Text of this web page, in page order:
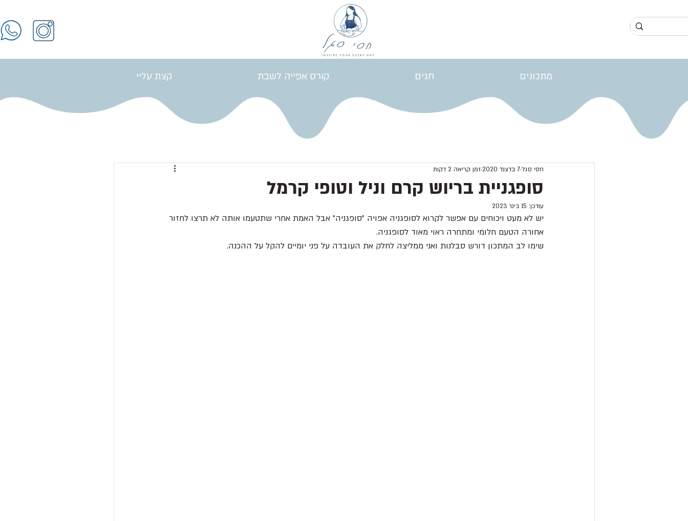
מתכונים חגים קורס אפייה לשבת קצת עליי
סופגניית בריוש קרם וניל וטופי קרמל
חסי סגל7 בדצמ׳ 2020 זמן קריאה 2 דקות
עודכן: 15 בינו׳ 2023
יש לא מעט ויכוחים עם אפשר לקרוא לסופגניה אפויה ״סופגניה״ אבל האמת אחרי שתטעמו אותה לא תרצו לחזור
אחורה הטעם חלומי ומתחרה ראוי מאוד לסופגניה.
שימו לב המתכון דורש סבלנות ואני ממליצה לחלק את העובדה על פני יומיים להקל על ההכנה.